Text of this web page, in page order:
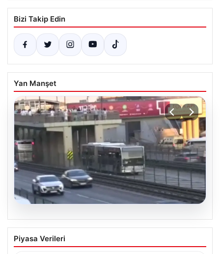
Bizi Takip Edin
Yan Manşet
04.08.2026
Yola düştü, metrobüs çarptı: Kadının
durumu kritik
Piyasa Verileri